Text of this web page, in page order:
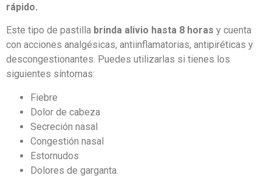
rápido.
Este tipo de pastilla brinda alivio hasta 8 horas y cuenta
con acciones analgésicas, antiinflamatorias, antipiréticas y
descongestionantes. Puedes utilizarlas si tienes los
siguientes síntomas:
Fiebre
Dolor de cabeza
Secreción nasal
Congestión nasal
Estornudos
Dolores de garganta.